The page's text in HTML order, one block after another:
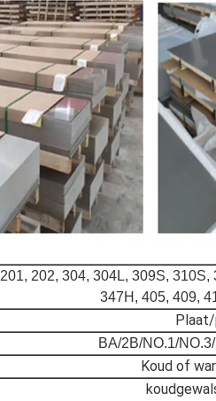
201, 202, 304, 304L, 309S,
347H, 405, 409,
BA/2B/NO.1/
Koud of